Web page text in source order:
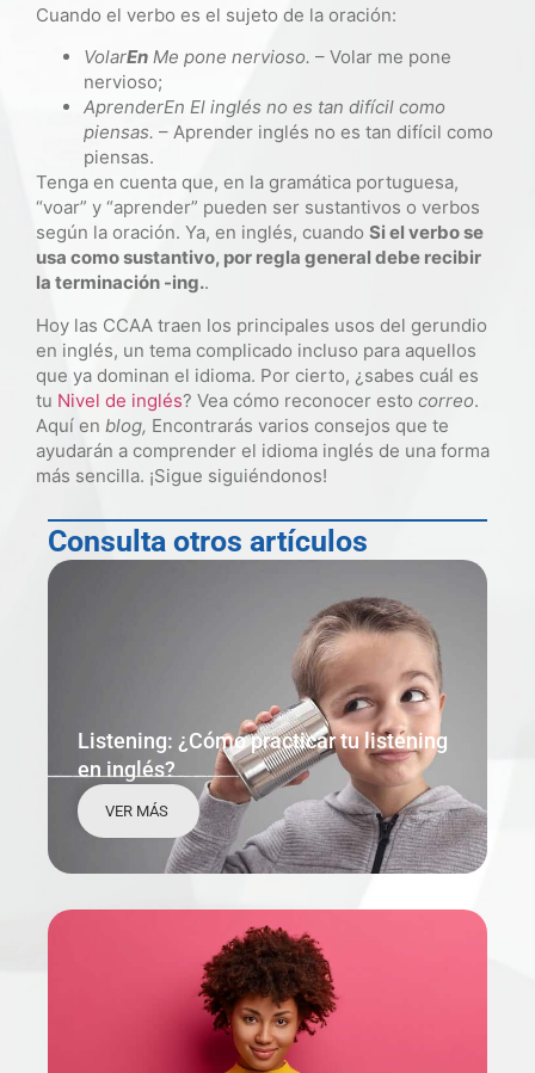
Cuando el verbo es el sujeto de la oración:
VolarEn Me pone nervioso. – Volar me pone
nervioso;
AprenderEn El inglés no es tan difícil como
piensas. – Aprender inglés no es tan difícil como
piensas.
Tenga en cuenta que, en la gramática portuguesa,
“voar” y “aprender” pueden ser sustantivos o verbos
según la oración. Ya, en inglés, cuando Si el verbo se
usa como sustantivo, por regla general debe recibir
la terminación -ing..
Hoy las CCAA traen los principales usos del gerundio
en inglés, un tema complicado incluso para aquellos
que ya dominan el idioma. Por cierto, ¿sabes cuál es
tu Nivel de inglés? Vea cómo reconocer esto correo.
Aquí en blog, Encontrarás varios consejos que te
ayudarán a comprender el idioma inglés de una forma
más sencilla. ¡Sigue siguiéndonos!
Consulta otros artículos
Listening: ¿Cómo practicar tu listening
en inglés?
VER MÁS